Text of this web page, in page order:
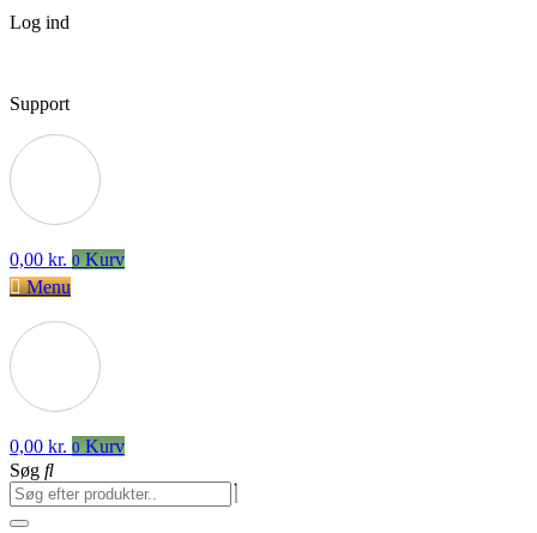
Log ind
Support
0,00 kr. 0 Kurv
Menu
0,00 kr. 0 Kurv
Søg